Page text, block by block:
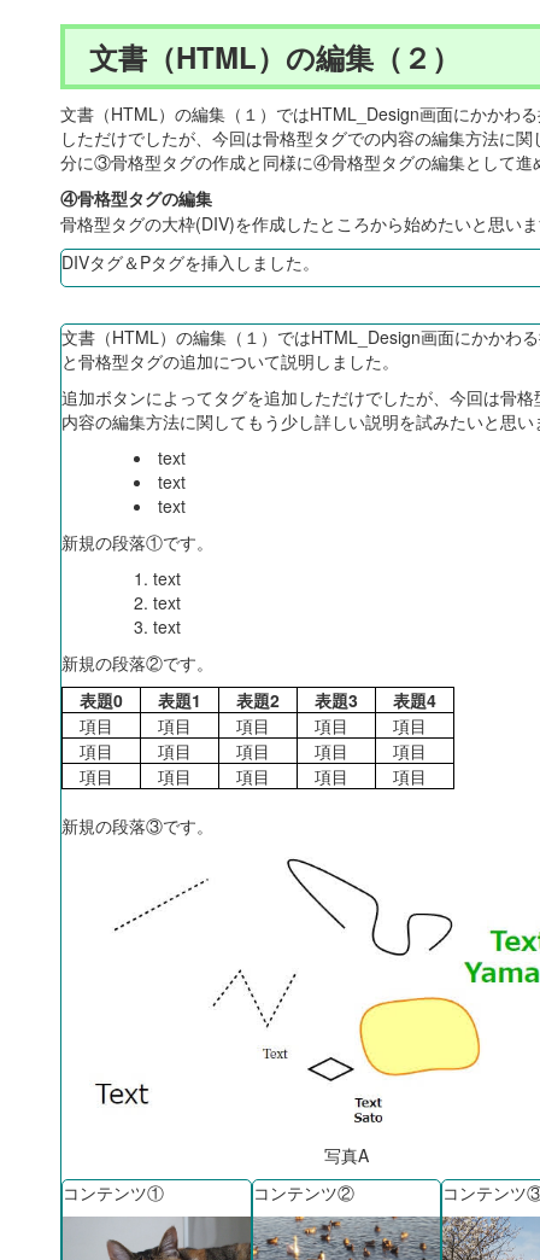
文書（HTML）の編集（２）
文書（HTML）の編集（１）ではHTML_Design画面にかかわ
しただけでしたが、今回は骨格型タグでの内容の編集方法に
分に③骨格型タグの作成と同様に④骨格型タグの編集として進
④骨格型タグの編集
骨格型タグの大枠(DIV)を作成したところから始めたいと思い
DIVタグ＆Pタグを挿入しました。
文書（HTML）の編集（１）ではHTML_Design画面にかかわ
と骨格型タグの追加について説明しました。
追加ボタンによってタグを追加しただけでしたが、今回は骨格
内容の編集方法に関してもう少し詳しい説明を試みたいと思い
text
text
text
新規の段落①です。
text
text
text
新規の段落②です。
表題0
表題1 表題2 表題3
表題4
項目
項目 項目 項目
項目
項目
項目 項目 項目
項目
項目
項目 項目 項目 項目
新規の段落③です。
写真A
コンテンツ①
コンテンツ② コンテンツ